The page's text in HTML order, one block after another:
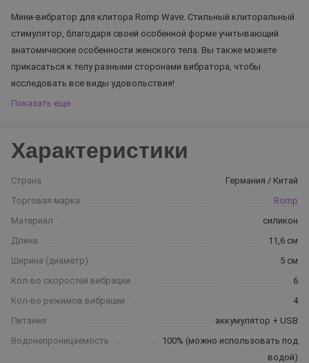
Мини-вибратор для клитора Romp Wave. Стильный клиторальный
стимулятор, благодаря своей особенной форме учитывающий
анатомические особенности женского тела. Вы также можете
прикасаться к телу разными сторонами вибратора, чтобы
исследовать все виды удовольствия!
Показать еще
Характеристики
Страна
Германия / Китай
Торговая марка
Romp
Материал
силикон
Длина
11,6 см
Ширина (диаметр)
5 см
Кол-во скоростей вибрации
6
Кол-во режимов вибрации
4
Питание
аккумулятор + USB
Водонепроницаемость
100% (можно использовать под
водой)